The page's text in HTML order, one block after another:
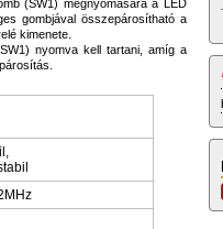
(SW1) megnyomására a LED
gombjával összepárosítható a
kimenete.
nyomva kell tartani, amíg a